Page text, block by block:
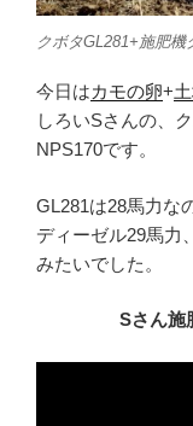
クボタGL281+施肥
今日はカモの卵+
しろいSさんの、
NPS170です。
GL281は28馬力な
ディーゼル29馬力
みたいでした。
Sさん施